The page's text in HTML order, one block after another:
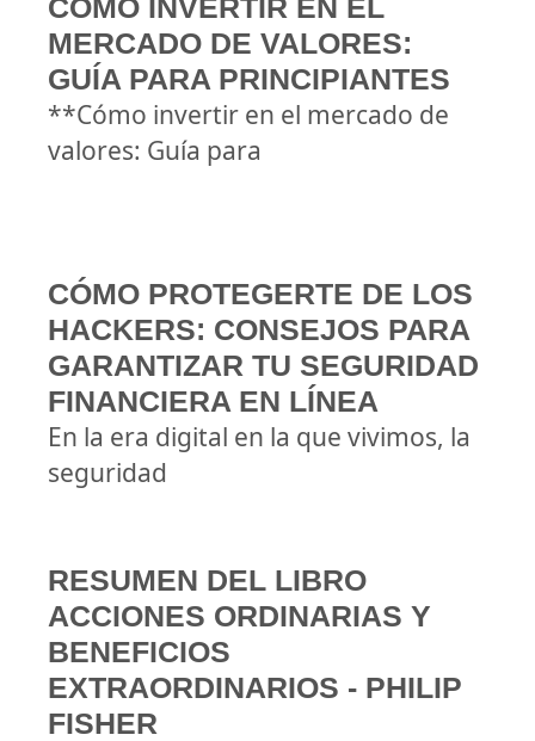
CÓMO INVERTIR EN EL
MERCADO DE VALORES:
GUÍA PARA PRINCIPIANTES
**Cómo invertir en el mercado de
valores: Guía para
CÓMO PROTEGERTE DE LOS
HACKERS: CONSEJOS PARA
GARANTIZAR TU SEGURIDAD
FINANCIERA EN LÍNEA
En la era digital en la que vivimos, la
seguridad
RESUMEN DEL LIBRO
ACCIONES ORDINARIAS Y
BENEFICIOS
EXTRAORDINARIOS - PHILIP
FISHER